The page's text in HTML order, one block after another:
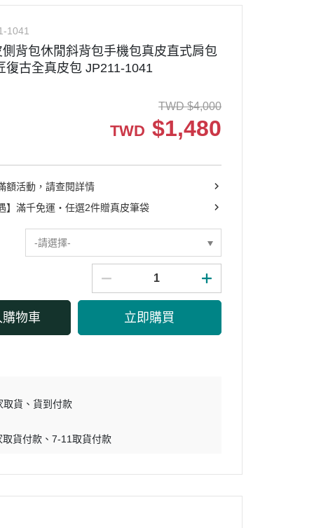
1041
背包休閒斜背包手機包真皮直式肩包
復古全真皮包 JP211-1041
TWD $4,000
TWD $1,480
額活動，請查閱詳情
】滿千免運・任選2件贈真皮筆袋
-請選擇-
購物車 立即購買
取貨 貨到付款
取貨付款 7-11取貨付款